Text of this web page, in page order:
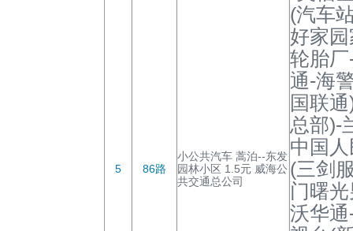
5 86路
小公共汽车 蒿泊--东发
园林小区 1.5元 威海公
共交通总公司
(汽车
好家
轮胎
通-海
国联
总部)-
中国
(三剑
门曙
沃华